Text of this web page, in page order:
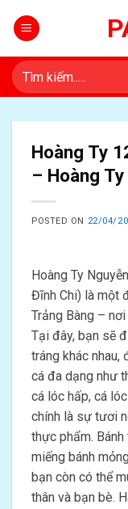
Tìm
kiếm:
Hoàng Ty
– Hoàng
POSTED ON 22/04/
Hoàng Ty
Đĩnh Chi) là một
Trảng Bàng –
Tại đây, bạn sẽ
tráng khác
cá đa dạng như
cá lóc hấp, cá
chính là sự tươi
thực phẩm.
miếng bánh
bạn còn có thể
thân và bạn bè.